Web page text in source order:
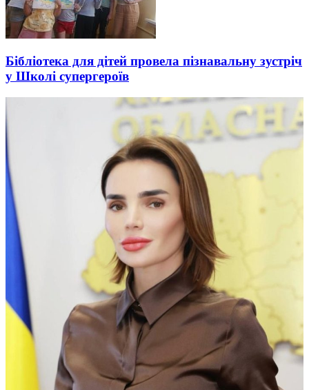
Бібліотека для дітей провела пізнавальну зустріч
у Школі супергероїв